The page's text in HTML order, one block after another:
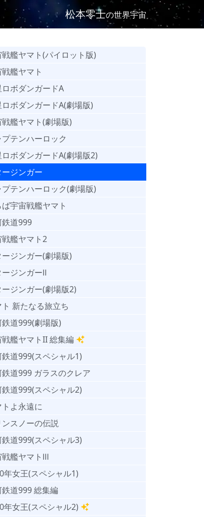
松本零士の世界宇宙
艦ヤマト(パイロット版)
艦ヤマト
ボダンガードA
ボダンガードA(劇場版)
艦ヤマト(劇場版)
プテンハーロック
ボダンガードA(劇場版2)
ージンガー
プテンハーロック(劇場版)
ば宇宙戦艦ヤマト
道999
艦ヤマト2
ージンガー(劇場版)
ージンガーⅡ
ージンガー(劇場版2)
ト 新たなる旅立ち
道999(劇場版)
艦ヤマトII 総集編
道999(スペシャル1)
道999 ガラスのクレア
道999(スペシャル2)
トよ永遠に
ンスノーの伝説
道999(スペシャル3)
戦艦ヤマトⅢ
年女王(スペシャル1)
道999 総集編
年女王(スペシャル2)